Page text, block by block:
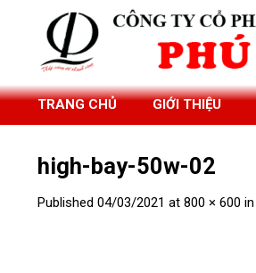
TRANG CHỦ GIỚI THIỆU
high-bay-50w-02
Published 04/03/2021 at 800 × 600 in